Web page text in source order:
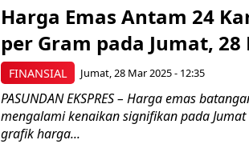
FINANSIAL
Harga Emas Antam 24
per Gram pada Jumat, 28
Jumat, 28 Mar 2025 - 12:35
PASUNDAN EKSPRES – Harga emas
mengalami kenaikan signifikan pada
grafik harga...